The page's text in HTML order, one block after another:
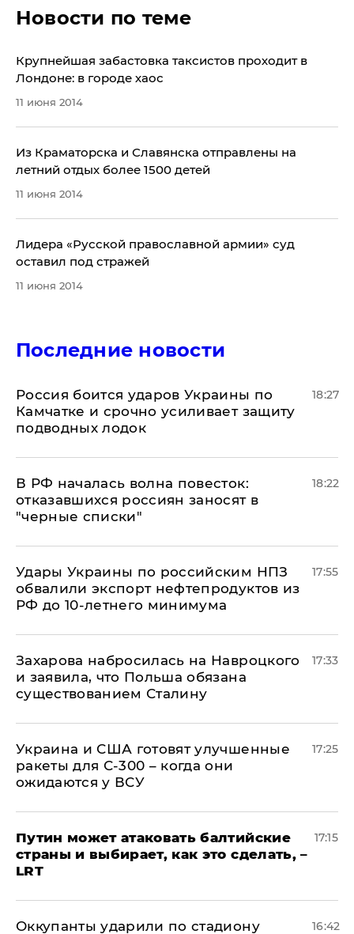
Новости по теме
Крупнейшая забастовка таксистов проходит в
Лондоне: в городе хаос
11 июня 2014
​Из Краматорска и Славянска отправлены на
летний отдых более 1500 детей
11 июня 2014
Лидера «Русской православной армии» суд
оставил под стражей
11 июня 2014
Последние новости
Россия боится ударов Украины по
Камчатке и срочно усиливает защиту
подводных лодок
18:27
​В РФ началась волна повесток:
отказавшихся россиян заносят в
"черные списки"
18:22
Удары Украины по российским НПЗ
обвалили экспорт нефтепродуктов из
РФ до 10-летнего минимума
17:55
​Захарова набросилась на Навроцкого
и заявила, что Польша обязана
существованием Сталину
17:33
Украина и США готовят улучшенные
ракеты для С-300 – когда они
ожидаются у ВСУ
17:25
Путин может атаковать балтийские
страны и выбирает, как это сделать, –
LRT
17:15
Оккупанты ударили по стадиону 16:42